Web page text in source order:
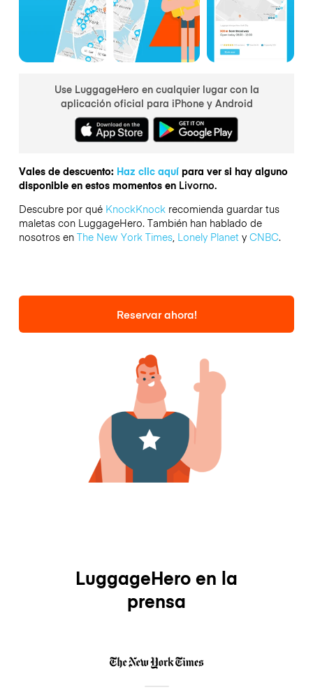
Use LuggageHero en cualquier lugar con la
aplicación oficial para iPhone y Android
Vales de descuento: Haz clic aquípara ver si hay alguno
disponible en estos momentos en Livorno.
Descubre por qué KnockKnockrecomienda guardar tus
maletas con LuggageHero. También han hablado de
nosotros en The New York Times, Lonely Planety CNBC.
Reservar ahora!
LuggageHero en la
prensa